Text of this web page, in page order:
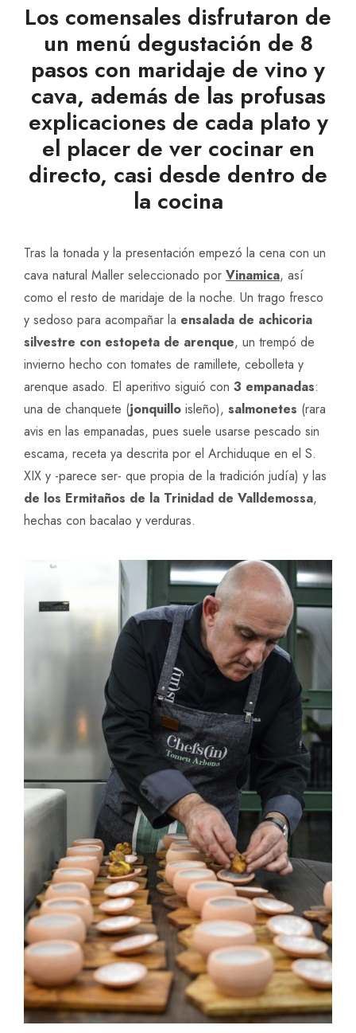
Los comensales disfrutaron de
un menú degustación de 8
pasos con maridaje de vino y
cava, además de las profusas
explicaciones de cada plato y
el placer de ver cocinar en
directo, casi desde dentro de
la cocina
Tras la tonada y la presentación empezó la cena con un
cava natural Maller seleccionado por Vinamica, así
como el resto de maridaje de la noche. Un trago fresco
y sedoso para acompañar la ensalada de achicoria
silvestre con estopeta de arenque, un trempó de
invierno hecho con tomates de ramillete, cebolleta y
arenque asado. El aperitivo siguió con 3 empanadas:
una de chanquete (jonquillo isleño), salmonetes (rara
avis en las empanadas, pues suele usarse pescado sin
escama, receta ya descrita por el Archiduque en el S.
XIX y -parece ser- que propia de la tradición judía) y las
de los Ermitaños de la Trinidad de Valldemossa,
hechas con bacalao y verduras.